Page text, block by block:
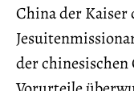
China der Kaiser
der